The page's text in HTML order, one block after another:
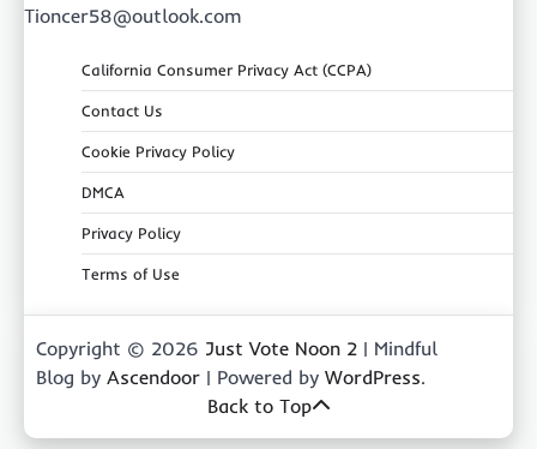
Tioncer58@outlook.com
California Consumer Privacy Act (CCPA)
Contact Us
Cookie Privacy Policy
DMCA
Privacy Policy
Terms of Use
Copyright © 2026 Just Vote Noon 2 | Mindful
Blog by Ascendoor | Powered by WordPress.
Back to Top